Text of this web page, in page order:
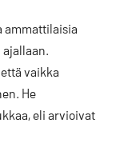
ammattilaisia
vaikka
He
eli arvioivat